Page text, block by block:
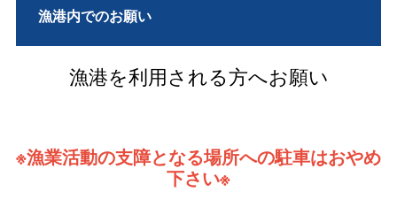
漁港内でのお願い
漁港を利用される方へお願い
※漁業活動の支障となる場所への駐車はおやめ
下さい※